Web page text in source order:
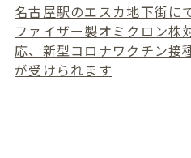
名古屋駅のエスカ地下街に
ファイザー製オミクロン株
応、新型コロナワクチン接
が受けられます